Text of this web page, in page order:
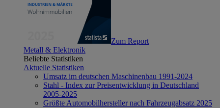
Zum Report
Metall & Elektronik
Beliebte Statistiken
Aktuelle Statistiken
Umsatz im deutschen Maschinenbau 1991-2024
Stahl - Index zur Preisentwicklung in Deutschland
2005-2025
Größte Automobilhersteller nach Fahrzeugabsatz 2025